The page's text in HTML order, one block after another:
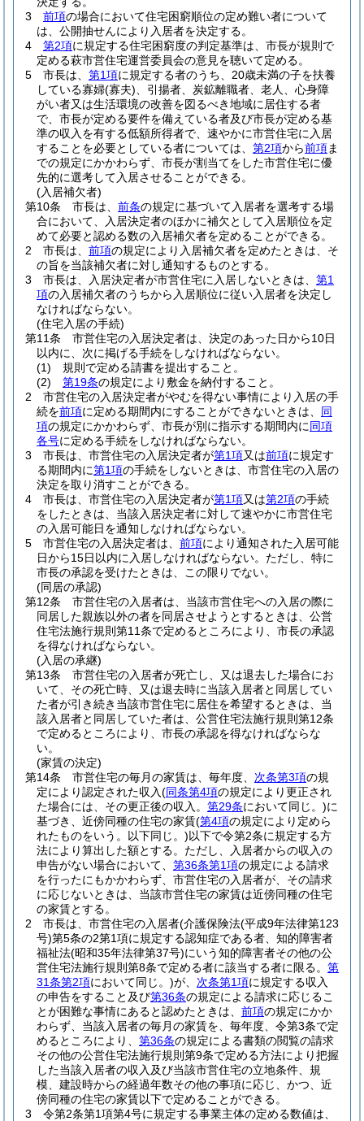
3
前項の場合において住宅困窮順位の定め難い者について
は、公開抽せんにより入居者を決定する。
4
第2項に規定する住宅困窮度の判定基準は、市長が規則で
定める萩市営住宅運営委員会の意見を聴いて定める。
5
市長は、 第1項に規定する者のうち、20歳未満の子を扶養
している寡婦(寡夫) 、引揚者、炭鉱離職者、老人、心身障
がい者又は生活環境の改善を図るべき地域に居住する者
で、市長が定める要件を備えている者及び市長が定める基
準の収入を有する低額所得者で、速やかに市営住宅に入居
することを必要としている者については、 第2項から前項ま
での規定にかかわらず、市長が割当てをした市営住宅に優
先的に選考して入居させることができる。
(入居補欠者)
第10条
市長は、 前条の規定に基づいて入居者を選考する場
合において、入居決定者のほかに補欠として入居順位を定
めて必要と認める数の入居補欠者を定めることができる。
2
市長は、 前項の規定により入居補欠者を定めたときは、そ
の旨を当該補欠者に対し通知するものとする。
3
市長は、入居決定者が市営住宅に入居しないときは、 第1
項の入居補欠者のうちから入居順位に従い入居者を決定し
なければならない。
(住宅入居の手続)
第11条
市営住宅の入居決定者は、決定のあった日から10日
以内に、次に掲げる手続をしなければならない。
(1)
規則で定める請書を提出すること。
(2)
第19条の規定により敷金を納付すること。
2
市営住宅の入居決定者がやむを得ない事情により入居の手
続を前項に定める期間内にすることができないときは、 同
項の規定にかかわらず、市長が別に指示する期間内に同項
各号に定める手続をしなければならない。
3
市長は、市営住宅の入居決定者が第1項又は前項に規定す
る期間内に第1項の手続をしないときは、市営住宅の入居の
決定を取り消すことができる。
4
市長は、市営住宅の入居決定者が第1項又は第2項の手続
をしたときは、当該入居決定者に対して速やかに市営住宅
の入居可能日を通知しなければならない。
5
市営住宅の入居決定者は、 前項により通知された入居可能
日から15日以内に入居しなければならない。 ただし、特に
市長の承認を受けたときは、この限りでない。
(同居の承認)
第12条
市営住宅の入居者は、当該市営住宅への入居の際に
同居した親族以外の者を同居させようとするときは、公営
住宅法施行規則第11条で定めるところにより、市長の承認
を得なければならない。
(入居の承継)
第13条
市営住宅の入居者が死亡し、又は退去した場合にお
いて、その死亡時、又は退去時に当該入居者と同居してい
た者が引き続き当該市営住宅に居住を希望するときは、当
該入居者と同居していた者は、公営住宅法施行規則第12条
で定めるところにより、市長の承認を得なければならな
い。
(家賃の決定)
第14条
市営住宅の毎月の家賃は、毎年度、 次条第3項の規
定により認定された収入(同条第4項の規定により更正され
た場合には、その更正後の収入。 第29条において同じ。)に
基づき、近傍同種の住宅の家賃(第4項の規定により定めら
れたものをいう。以下同じ。)以下で令第2条に規定する方
法により算出した額とする。 ただし、入居者からの収入の
申告がない場合において、 第36条第1項の規定による請求
を行ったにもかかわらず、市営住宅の入居者が、その請求
に応じないときは、当該市営住宅の家賃は近傍同種の住宅
の家賃とする。
2
市長は、市営住宅の入居者(介護保険法(平成9年法律第123
号)第5条の2第1項に規定する認知症である者、知的障害者
福祉法(昭和35年法律第37号)にいう知的障害者その他の公
営住宅法施行規則第8条で定める者に該当する者に限る。 第
31条第2項において同じ。)が、 次条第1項に規定する収入
の申告をすること及び第36条の規定による請求に応じるこ
とが困難な事情にあると認めたときは、 前項の規定にかか
わらず、当該入居者の毎月の家賃を、毎年度、令第3条で定
めるところにより、 第36条の規定による書類の閲覧の請求
その他の公営住宅法施行規則第9条で定める方法により把握
した当該入居者の収入及び当該市営住宅の立地条件、規
模、建設時からの経過年数その他の事項に応じ、かつ、近
傍同種の住宅の家賃以下で定めることができる。
3
令第2条第1項第4号に規定する事業主体の定める数値は、